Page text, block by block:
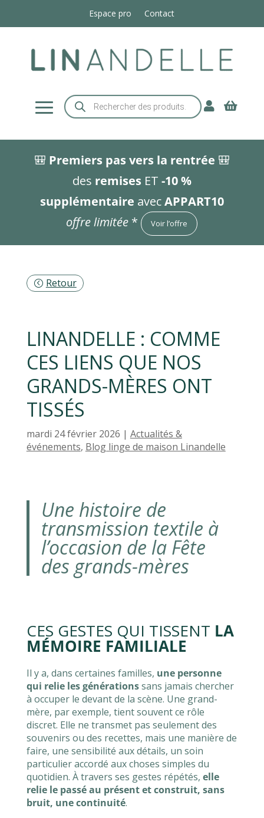
Espace pro Contact
Recherche
de
produits
 
🎒 Premiers pas vers la rentrée 🎒
des remisesET -10 %
supplémentaire avecAPPART10
offre limitée * Voir l’offre
Retour
LINANDELLE : COMME
CES LIENS QUE NOS
GRANDS-MÈRES ONT
TISSÉS
mardi 24 février 2026 | Actualités &
événements, Blog linge de maison Linandelle
Une histoire de
transmission textile à
l’occasion de la Fête
des grands-mères
CES GESTES QUI TISSENT LA
MÉMOIRE FAMILIALE
Il y a, dans certaines familles, une personne
qui relie les générationssans jamais chercher
à occuper le devant de la scène. Une grand-
mère, par exemple, tient souvent ce rôle
discret. Elle ne transmet pas seulement des
souvenirs ou des recettes, mais une manière de
faire, une sensibilité aux détails, un soin
particulier accordé aux choses simples du
quotidien. À travers ses gestes répétés, elle
relie le passé au présent et construit, sans
bruit, une continuité.